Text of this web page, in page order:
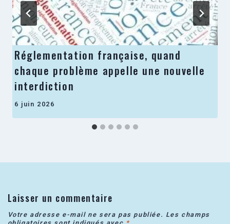
Réglementation française, quand
chaque problème appelle une nouvelle
interdiction
6 juin 2026
Laisser un commentaire
Votre adresse e-mail ne sera pas publiée. Les champs